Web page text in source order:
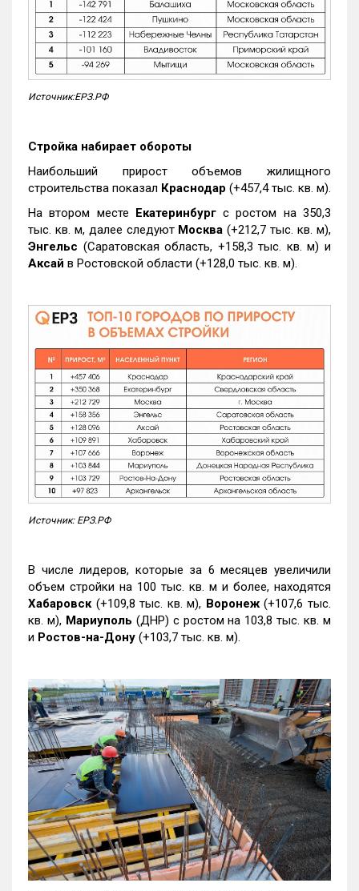
Источник:ЕРЗ.РФ
Стройка набирает обороты
Наибольший прирост объемов жилищного
строительства показал Краснодар (+457,4 тыс. кв. м).
На втором месте Екатеринбургс ростом на 350,3
тыс. кв. м, далее следуют Москва (+212,7 тыс. кв. м),
Энгельс (Саратовская область, +158,3 тыс. кв. м) и
Аксай в Ростовской области (+128,0 тыс. кв. м).
Источник: ЕРЗ.РФ
В числе лидеров, которые за 6 месяцев увеличили
объем стройки на 100 тыс. кв. м и более, находятся
Хабаровск (+109,8 тыс. кв. м), Воронеж(+107,6 тыс.
кв. м), Мариуполь (ДНР) с ростом на 103,8 тыс. кв. м
и Ростов-на-Дону (+103,7 тыс. кв. м).